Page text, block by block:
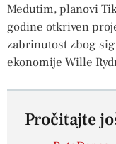
Međutim, planovi
godine otkriven
zabrinutost zbog
ekonomije Wille
Pročitajte